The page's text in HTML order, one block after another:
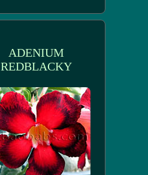
ADENIUM
REDBLACKY